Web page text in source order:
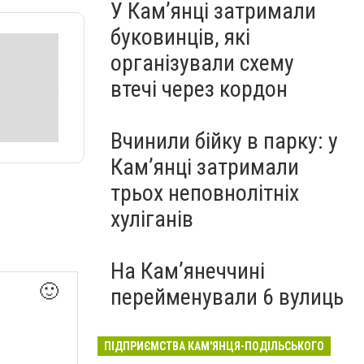
🙂
У Кам’янці затримали
буковинців, які
організували схему
втечі через кордон
Вчинили бійку в парку: у
Кам’янці затримали
трьох неповнолітніх
хуліганів
На Камʼянеччині
перейменували 6 вулиць
ПІДПРИЄМСТВА КАМ'ЯНЦЯ-ПОДІЛЬСЬКОГО